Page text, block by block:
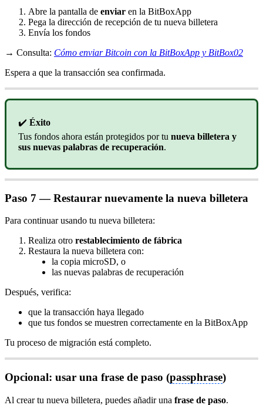
Abre la pantalla de enviar en la BitBoxApp
Pega la dirección de recepción de tu nueva billetera
Envía los fondos
→ Consulta: Cómo enviar Bitcoin con la BitBoxApp y BitBox02
Espera a que la transacción sea confirmada.
✔️ Éxito
Tus fondos ahora están protegidos por tu nueva billetera y
sus nuevas palabras de recuperación.
Paso 7 — Restaurar nuevamente la nueva billetera
Para continuar usando tu nueva billetera:
Realiza otro restablecimiento de fábrica
Restaura la nueva billetera con:
la copia microSD, o
las nuevas palabras de recuperación
Después, verifica:
que la transacción haya llegado
que tus fondos se muestren correctamente en la BitBoxApp
Tu proceso de migración está completo.
Opcional: usar una frase de paso (passphrase)
Al crear tu nueva billetera, puedes añadir una frase de paso.